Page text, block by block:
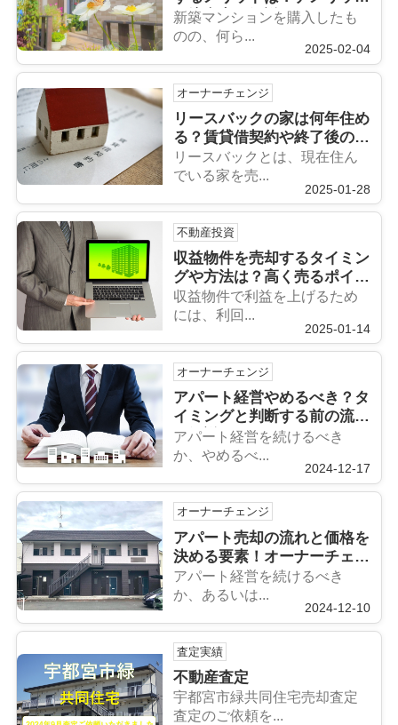
や注意点も解説
新築マンションを購入したも
のの、何ら...
2025-02-04
オーナーチェンジ
リースバックの家は何年住め
る？賃貸借契約や終了後の選
択肢について解説
リースバックとは、現在住ん
でいる家を売...
2025-01-28
不動産投資
収益物件を売却するタイミン
グや方法は？高く売るポイン
トも解説
収益物件で利益を上げるため
には、利回...
2025-01-14
オーナーチェンジ
アパート経営やめるべき？タ
イミングと判断する前の流れ
も解説
アパート経営を続けるべき
か、やめるべ...
2024-12-17
オーナーチェンジ
アパート売却の流れと価格を
決める要素！オーナーチェン
ジについても解説
アパート経営を続けるべき
か、あるいは...
2024-12-10
査定実績
不動産査定
宇都宮市緑共同住宅売却査定
査定のご依頼を...